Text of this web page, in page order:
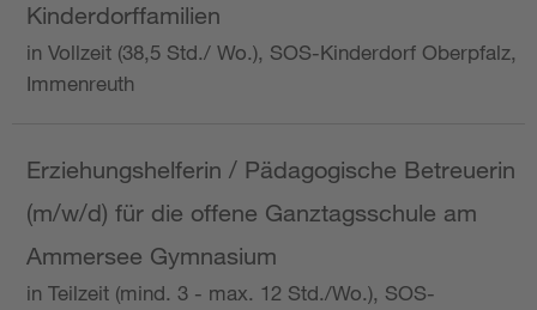
Kinderdorffamilien
in Vollzeit (38,5 Std./ Wo.), SOS-Kinderdorf Oberpfalz,
Immenreuth
Erziehungshelferin / Pädagogische Betreuerin
(m/w/d) für die offene Ganztagsschule am
Ammersee Gymnasium
in Teilzeit (mind. 3 - max. 12 Std./Wo.), SOS-